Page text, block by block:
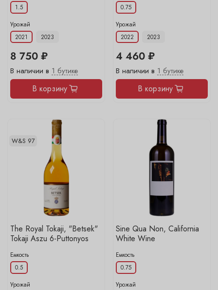
1.5
Урожай
2021
2023
8 750 ₽
В наличии в 1 бутике
В корзину
0.75
Урожай
2022
2023
4 460 ₽
В наличии в 1 бутике
В корзину
W&S 97
The Royal Tokaji, "Betsek"
Tokaji Aszu 6-Puttonyos
Емкость
0.5
Урожай
Sine Qua Non, California
White Wine
Емкость
0.75
Урожай